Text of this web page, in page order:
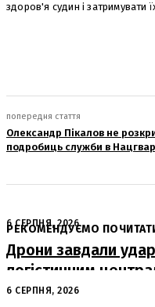
здоров'я судин і затримувати
попередня стаття
Олександр Пікалов не
подробиць служби в
РЕКОМЕНДУЄМО
6 СЕРПНЯ, 2026
Дрони завдали
логістичним
Росії
6 СЕРПНЯ, 2026